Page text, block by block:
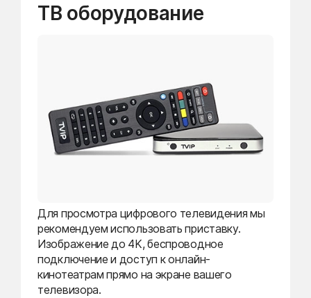
ТВ оборудование
Для просмотра цифрового телевидения мы
рекомендуем использовать приставку.
Изображение до 4K, беспроводное
подключение и доступ к онлайн-
кинотеатрам прямо на экране вашего
телевизора.